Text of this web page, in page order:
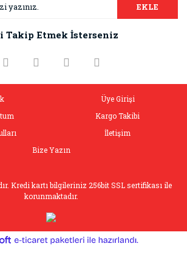
EKLE
Takip Etmek İsterseniz
Üye Girişi
Kargo Takibi
İletişim
Bize Yazın
Kredi kartı bilgileriniz 256bit SSL sertifikası ile
korunmaktadır.
ideasoft
e-